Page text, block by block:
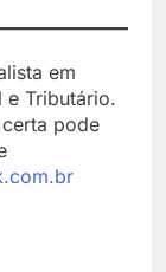
em
e Tributário.
pode